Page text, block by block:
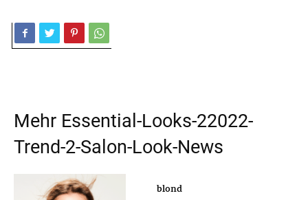
Mehr Essential-Looks-22022-
Trend-2-Salon-Look-News
blond